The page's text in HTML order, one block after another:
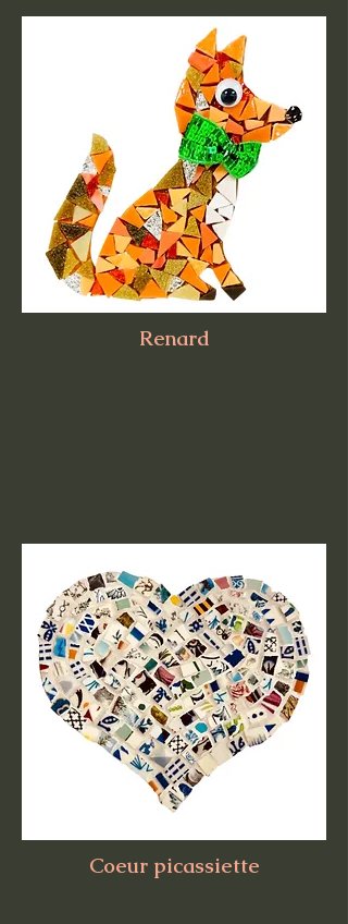
Renard
Coeur picassiette